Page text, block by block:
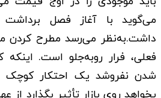
می‌گوید با آغاز فصل
داشت.به‌نظر می‌رسد مطرح کردن
فعلی، فرار روبه‌جلو است. اینکه
شدن نفروشد یک احتکار کوچک
بخواهد روی بازار تأثیر بگذارد